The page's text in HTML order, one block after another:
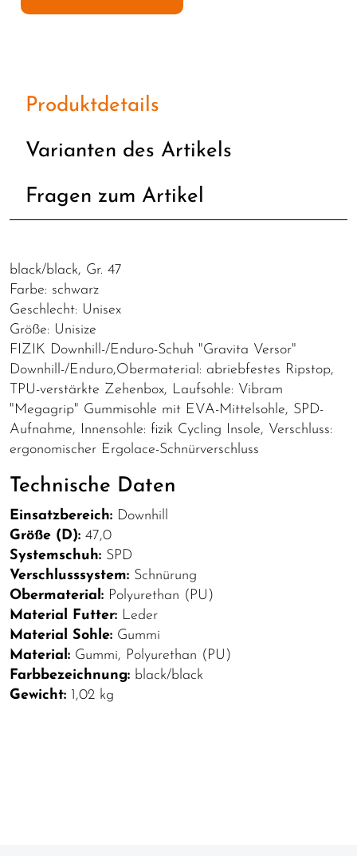
Produktdetails
Varianten des Artikels
Fragen zum Artikel
black/black, Gr. 47
Farbe: schwarz
Geschlecht: Unisex
Größe: Unisize
FIZIK Downhill-/Enduro-Schuh "Gravita Versor"
Downhill-/Enduro,Obermaterial: abriebfestes Ripstop,
TPU-verstärkte Zehenbox, Laufsohle: Vibram
"Megagrip" Gummisohle mit EVA-Mittelsohle, SPD-
Aufnahme, Innensohle: fizik Cycling Insole, Verschluss:
ergonomischer Ergolace-Schnürverschluss
Technische Daten
Einsatzbereich: Downhill
Größe (D): 47,0
Systemschuh: SPD
Verschlusssystem: Schnürung
Obermaterial: Polyurethan (PU)
Material Futter: Leder
Material Sohle: Gummi
Material: Gummi, Polyurethan (PU)
Farbbezeichnung: black/black
Gewicht: 1,02 kg